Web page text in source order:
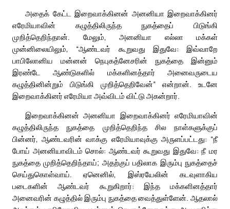
அதைக் கேட்ட இறைவாக்கினன் அனனியா இறைவாக்கினர்
எரேமியாவின் கழுத்திலிருந்த நுகத்தைப் பிடுங்கி
முறித்தெறிந்தான். மேலும், அனனியா எல்லா மக்கள்
முன்னிலையிலும், “ஆண்டவர் கூறுவது இதுவே: இவ்வாறே
பாபிலோனிய மன்னன் நெபுகத்னேசரின் நுகத்தை இன்னும்
இரண்டே ஆண்டுகளில் மக்களினத்தார் அனைவருடைய
கழுத்தினின்றும் பிடுங்கி முறித்தெறிவேன்” என்றான். உடனே
இறைவாக்கினர் எரேமியா அவ்விடம் விட்டு அகன்றார்.
இறைவாக்கினன் அனனியா இறைவாக்கினர் எரேமியாவின்
கழுத்திலிருந்த நுகத்தை முறித்தெறிந்த சில நாள்களுக்குப்
பின்னர், ஆண்டவரின் வாக்கு எரேமியாவுக்கு அருளப்பட்டது: “நீ
போய் அனனியாவிடம் சொல்: ஆண்டவர் கூறுவது இதுவே: நீ மர
நுகத்தை முறித்தெறிந்தாய்; அதற்குப் பதிலாக இரும்பு நுகத்தைச்
செய்துகொள்வாய். ஏனெனில், இஸ்ரயேலின் கடவுளாகிய
படைகளின் ஆண்டவர் கூறுகிறார்: இந்த மக்களினத்தார்
அனைவரின் கழுத்தில் இரும்பு நுகத்தை வைத்துள்ளேன். ஆதலால்